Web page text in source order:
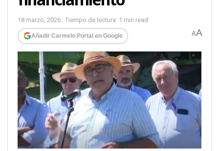
18 marzo, 2026 Tiempo de lectura: 1 min read
Añadir Carmelo Portal en Google AA